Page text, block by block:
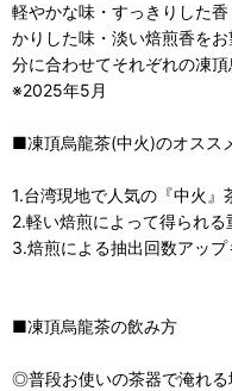
軽やかな味・すっきりした
かりした味・淡い焙煎香を
分に合わせてそれぞれの凍
※2025年5月
■凍頂烏龍茶(中火)のオスス
1.台湾現地で人気の『中火』
2.軽い焙煎によって得られ
3.焙煎による抽出回数アップ
■凍頂烏龍茶の飲み方
◎普段お使いの茶器で淹れる